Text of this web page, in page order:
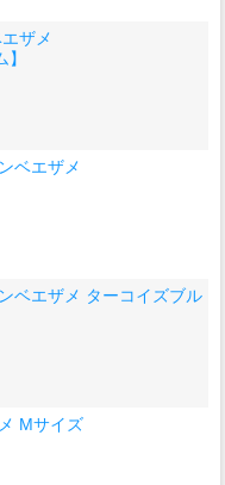
ザメ
ベエザメ
ベエザメ ターコイズブル
Mサイズ